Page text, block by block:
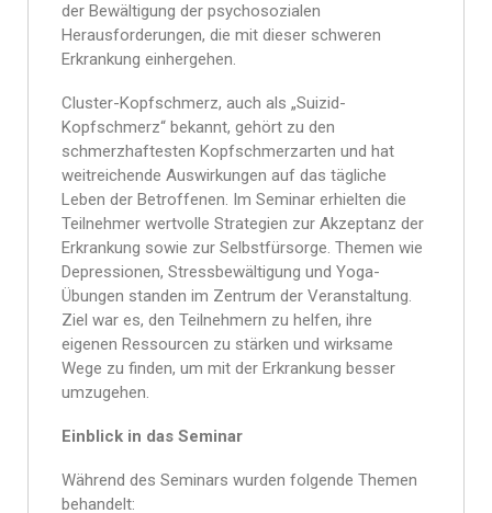
der Bewältigung der psychosozialen
Herausforderungen, die mit dieser schweren
Erkrankung einhergehen.
Cluster-Kopfschmerz, auch als „Suizid-
Kopfschmerz“ bekannt, gehört zu den
schmerzhaftesten Kopfschmerzarten und hat
weitreichende Auswirkungen auf das tägliche
Leben der Betroffenen. Im Seminar erhielten die
Teilnehmer wertvolle Strategien zur Akzeptanz der
Erkrankung sowie zur Selbstfürsorge. Themen wie
Depressionen, Stressbewältigung und Yoga-
Übungen standen im Zentrum der Veranstaltung.
Ziel war es, den Teilnehmern zu helfen, ihre
eigenen Ressourcen zu stärken und wirksame
Wege zu finden, um mit der Erkrankung besser
umzugehen.
Einblick in das Seminar
Während des Seminars wurden folgende Themen
behandelt: